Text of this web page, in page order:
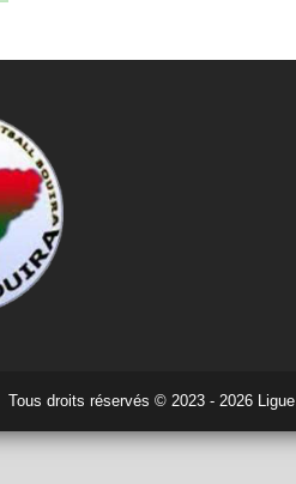
Tous droits réservés © 2023 - 2026